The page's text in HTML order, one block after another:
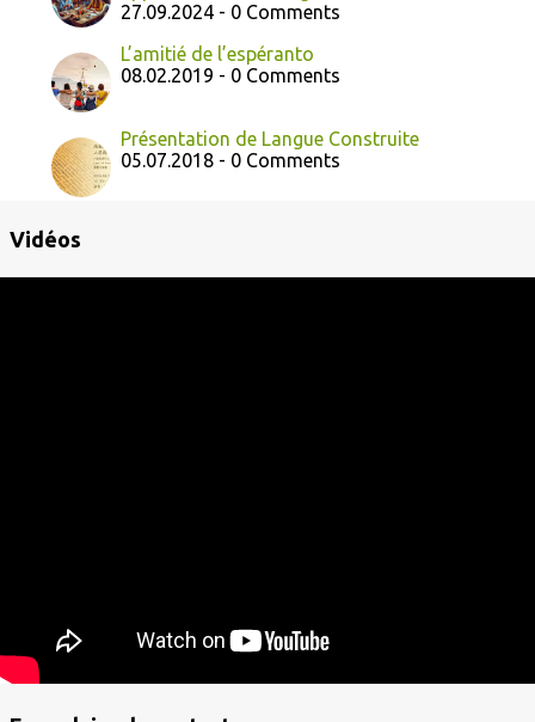
27.09.2024 - 0 Comments
L’amitié de l’espéranto
08.02.2019 - 0 Comments
Présentation de Langue Construite
05.07.2018 - 0 Comments
Vidéos